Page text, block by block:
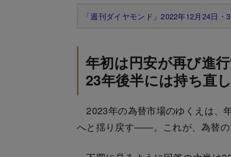
「週刊ダイヤモンド」2022年12月24日・
年初は円安が再び進
23年後半には持ち直
2023年の為替市場のゆくえは、
へと揺り戻す――。これが、為替の